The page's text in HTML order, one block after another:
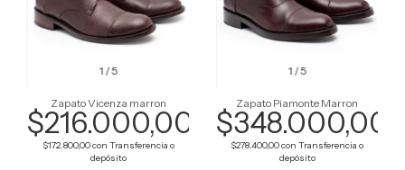
1 /5
Zapato Vicenza marron
$216.000,00
$172.800,00con Transferencia o
depósito
1 /5
Zapato Piamonte Marron
$348.000,00
$278.400,00con Transferencia o
depósito